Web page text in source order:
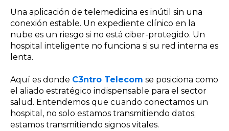
Una aplicación de telemedicina es inútil sin una
conexión estable. Un expediente clínico en la
nube es un riesgo si no está ciber-protegido. Un
hospital inteligente no funciona si su red interna es
lenta.
Aquí es donde C3ntro Telecom se posiciona como
el aliado estratégico indispensable para el sector
salud. Entendemos que cuando conectamos un
hospital, no solo estamos transmitiendo datos;
estamos transmitiendo signos vitales.